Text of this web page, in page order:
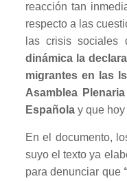
reacción tan
respecto a las
las crisis sociales
dinámica la
migrantes en las
Asamblea
Españolay que hoy
En el documento,
suyo el texto ya
para denunciar que